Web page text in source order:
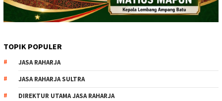
TOPIK POPULER
JASA RAHARJA
JASA RAHARJA SULTRA
DIREKTUR UTAMA JASA RAHARJA